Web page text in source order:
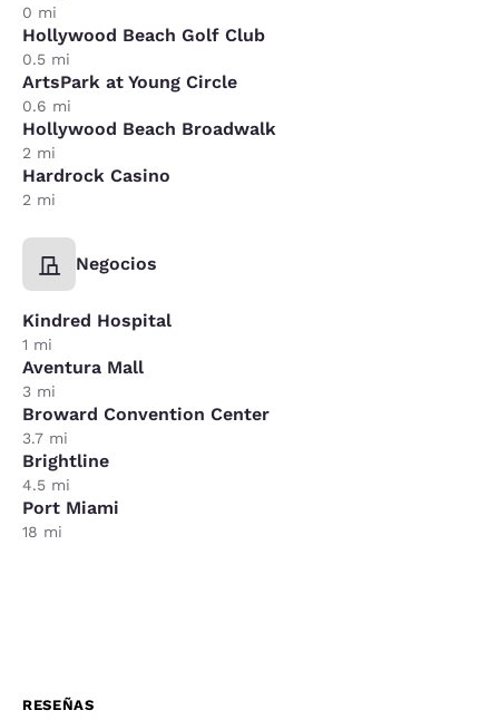
0 mi
Hollywood Beach Golf Club
0.5 mi
ArtsPark at Young Circle
0.6 mi
Hollywood Beach Broadwalk
2 mi
Hardrock Casino
2 mi
Negocios
Kindred Hospital
1 mi
Aventura Mall
3 mi
Broward Convention Center
3.7 mi
Brightline
4.5 mi
Port Miami
18 mi
RESEÑAS